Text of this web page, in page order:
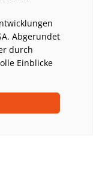
Abgerundet
durch
Einblicke